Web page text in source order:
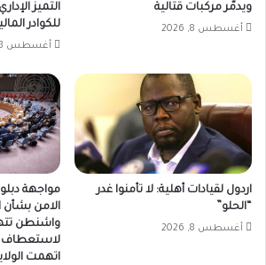
ويدمّر مركبات قتالية
أغسطس 8, 2026
التميز
للكوادر
أغسطس 8, 2026
اردول لقيادات أهلية: لا تأمنوا غدر
“الحلو”
أغسطس 8, 2026
مواجهة
الامن
واشنطن
لاستعطاف
اتهمت